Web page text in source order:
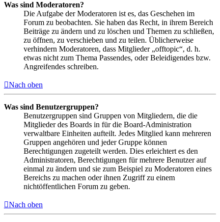
Was sind Moderatoren?
Die Aufgabe der Moderatoren ist es, das Geschehen im
Forum zu beobachten. Sie haben das Recht, in ihrem Bereich
Beiträge zu ändern und zu löschen und Themen zu schließen,
zu öffnen, zu verschieben und zu teilen. Üblicherweise
verhindern Moderatoren, dass Mitglieder „offtopic“, d. h.
etwas nicht zum Thema Passendes, oder Beleidigendes bzw.
Angreifendes schreiben.
Nach oben
Was sind Benutzergruppen?
Benutzergruppen sind Gruppen von Mitgliedern, die die
Mitglieder des Boards in für die Board-Administration
verwaltbare Einheiten aufteilt. Jedes Mitglied kann mehreren
Gruppen angehören und jeder Gruppe können
Berechtigungen zugeteilt werden. Dies erleichtert es den
Administratoren, Berechtigungen für mehrere Benutzer auf
einmal zu ändern und sie zum Beispiel zu Moderatoren eines
Bereichs zu machen oder ihnen Zugriff zu einem
nichtöffentlichen Forum zu geben.
Nach oben